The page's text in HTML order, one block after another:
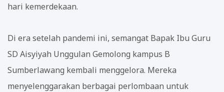
hari kemerdekaan.
Di era setelah pandemi ini, semangat Bapak Ibu Guru
SD Aisyiyah Unggulan Gemolong kampus B
Sumberlawang kembali menggelora. Mereka
menyelenggarakan berbagai perlombaan untuk